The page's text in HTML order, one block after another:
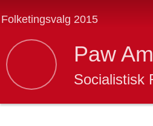
Folketingsvalg 2015
Paw
Socialistisk